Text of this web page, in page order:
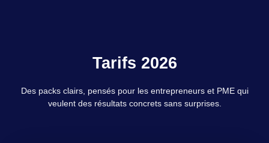
Tarifs 2026
Des packs clairs, pensés pour les entrepreneurs et PME qui
veulent des résultats concrets sans surprises.